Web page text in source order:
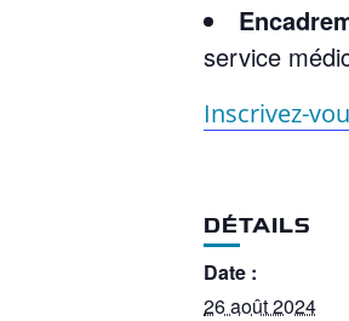
service
Inscrivez-
DÉTAILS
Date :
26 août 2024